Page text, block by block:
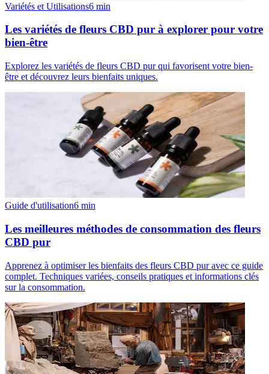
Variétés et Utilisations6 min
Les variétés de fleurs CBD pur à explorer pour votre
bien-être
Explorez les variétés de fleurs CBD pur qui favorisent votre bien-
être et découvrez leurs bienfaits uniques.
Guide d'utilisation6 min
Les meilleures méthodes de consommation des fleurs
CBD pur
Apprenez à optimiser les bienfaits des fleurs CBD pur avec ce guide
complet. Techniques variées, conseils pratiques et informations clés
sur la consommation.